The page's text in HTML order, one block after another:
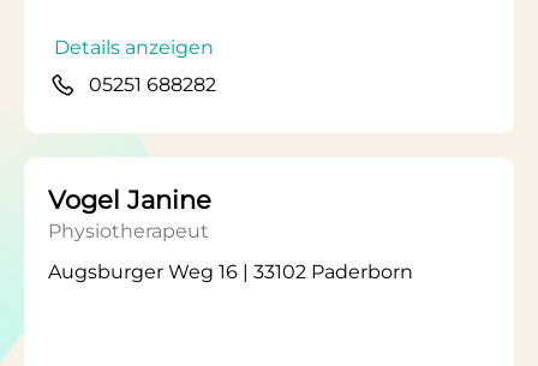
Details anzeigen
05251 688282
Vogel Janine
Physiotherapeut
Augsburger Weg 16 | 33102 Paderborn